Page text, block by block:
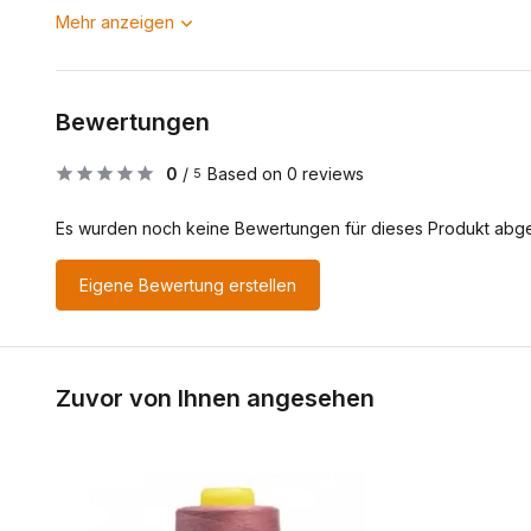
Mehr anzeigen
Bewertungen
0 / 5 Based on 0 reviews
Es wurden noch keine Bewertungen für dieses Produkt
Eigene Bewertung erstellen
Zuvor von Ihnen angesehen